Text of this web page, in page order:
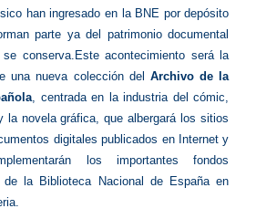
han ingresado en la BNE por depósito
parte ya del patrimonio documental
conserva.Este acontecimiento será la
una nueva colección del Archivo de la
, centrada en la industria del cómic,
la novela gráfica, que albergará los sitios
digitales publicados en Internet y
los importantes fondos
de la Biblioteca Nacional de España en